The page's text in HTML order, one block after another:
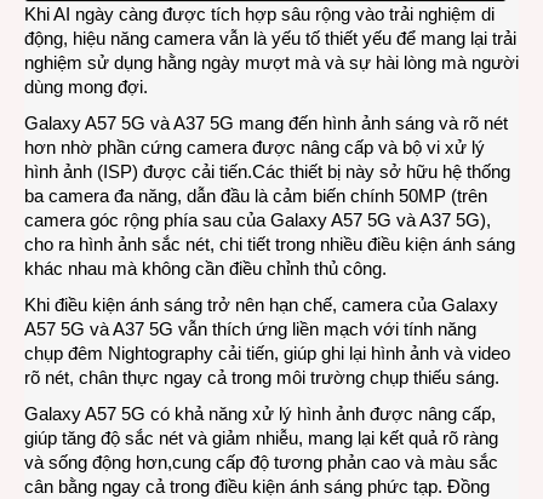
Khi AI ngày càng được tích hợp sâu rộng vào trải nghiệm di
động, hiệu năng camera vẫn là yếu tố thiết yếu để mang lại trải
nghiệm sử dụng hằng ngày mượt mà và sự hài lòng mà người
dùng mong đợi.
Galaxy A57 5G và A37 5G mang đến hình ảnh sáng và rõ nét
hơn nhờ phần cứng camera được nâng cấp và bộ vi xử lý
hình ảnh (ISP) được cải tiến.Các thiết bị này sở hữu hệ thống
ba camera đa năng, dẫn đầu là cảm biến chính 50MP (trên
camera góc rộng phía sau của Galaxy A57 5G và A37 5G),
cho ra hình ảnh sắc nét, chi tiết trong nhiều điều kiện ánh sáng
khác nhau mà không cần điều chỉnh thủ công.
Khi điều kiện ánh sáng trở nên hạn chế, camera của Galaxy
A57 5G và A37 5G vẫn thích ứng liền mạch với tính năng
chụp đêm Nightography cải tiến, giúp ghi lại hình ảnh và video
rõ nét, chân thực ngay cả trong môi trường chụp thiếu sáng.
Galaxy A57 5G có khả năng xử lý hình ảnh được nâng cấp,
giúp tăng độ sắc nét và giảm nhiễu, mang lại kết quả rõ ràng
và sống động hơn,cung cấp độ tương phản cao và màu sắc
cân bằng ngay cả trong điều kiện ánh sáng phức tạp. Đồng